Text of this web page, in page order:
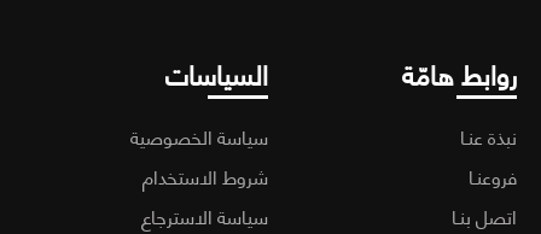
هامّة
عنـا
بنـا
السياسات
سياسة الخصوصية
شروط الاستخدام
سياسة الاسترجاع